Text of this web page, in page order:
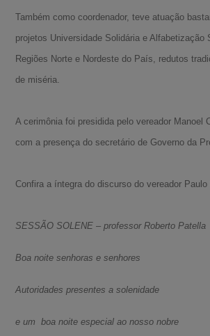
Também como coordenador, teve atuação
projetos Universidade Solidária e Alfabetização
Regiões Norte e Nordeste do País, redutos
de miséria.
A cerimônia foi presidida pelo vereador Manoel
com a presença do secretário de Governo da
Confira a íntegra do discurso do vereador
SESSÃO SOLENE – professor Roberto Patella
Boa noite senhoras e senhores
Autoridades presentes a solenidade
e um boa noite especial ao nosso nobre